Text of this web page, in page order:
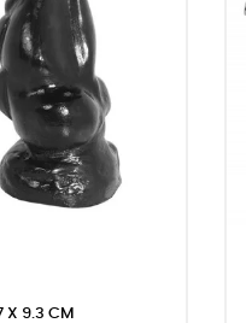
X 9.3 CM